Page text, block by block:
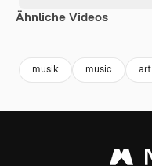
Ähnliche Videos
musik music art